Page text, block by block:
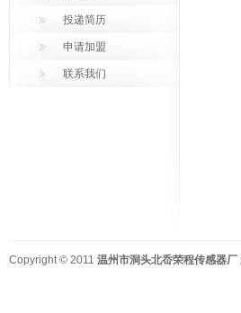
投递简历
申请加盟
联系我们
Copyright © 2011 温州市洞头北岙荣程传感器厂